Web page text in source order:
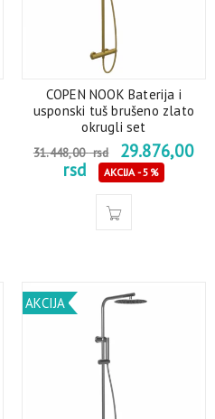
COPEN NOOK Baterija i
usponski tuš brušeno zlato
okrugli set
31.448,00rsd
29.876,00
rsd
AKCIJA - 5%
AKCIJA